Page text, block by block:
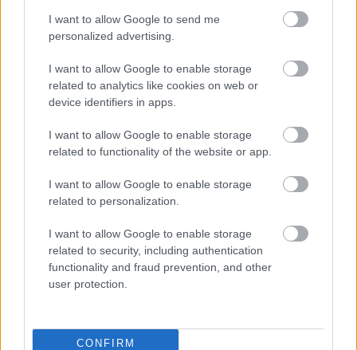
I want to allow Google to send me
personalized advertising.
I want to allow Google to enable storage
related to analytics like cookies on web or
device identifiers in apps.
I want to allow Google to enable storage
related to functionality of the website or app.
I want to allow Google to enable storage
related to personalization.
I want to allow Google to enable storage
related to security, including authentication
functionality and fraud prevention, and other
user protection.
CONFIRM
M-Sportnál folytatta karrierjét. Mivel azonban 2021-ben
fizetős versenyzőknek adott csak lehetőséget a fordos
csapat, Lappi inkább otthon maradt családjával és csak
három versenyen indult a vb-n.
A szezont már Finnországban a Toyotával fejezte be,
majd pár nappal később a japán gyártó bejelentette, hogy
Ogier-t helyettesítheti Lappi, akinek a Svéd Rally lesz az
is rajthoz állhat.
A Svéd Rally idén új helyszínre, északabbra költözik, ahol